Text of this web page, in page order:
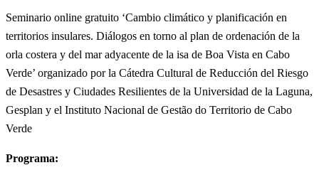
Seminario online gratuito ‘Cambio climático y planificación en
territorios insulares. Diálogos en torno al plan de ordenación de la
orla costera y del mar adyacente de la isa de Boa Vista en Cabo
Verde’ organizado por la Cátedra Cultural de Reducción del Riesgo
de Desastres y Ciudades Resilientes de la Universidad de la Laguna,
Gesplan y el Instituto Nacional de Gestão do Territorio de Cabo
Verde
Programa: